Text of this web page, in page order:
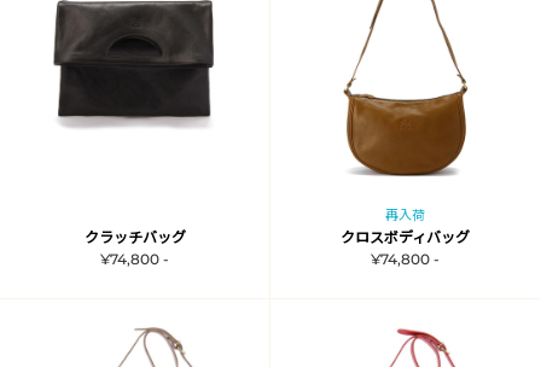
クラッチバッグ
¥74,800 -
再入荷
クロスボディバッグ
¥74,800 -